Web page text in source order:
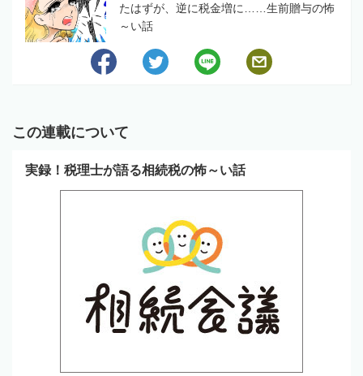
たはずが、逆に税金増に……生前贈与の怖
～い話
この連載について
実録！税理士が語る相続税の怖～い話